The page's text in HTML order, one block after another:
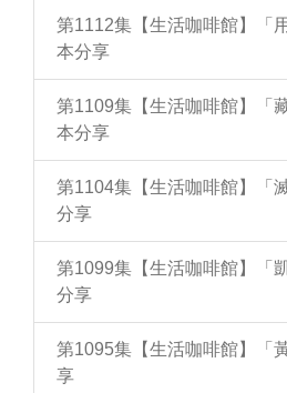
第1112集【生活咖啡館】「
本分享
第1109集【生活咖啡館】「
本分享
第1104集【生活咖啡館】「
分享
第1099集【生活咖啡館】「
分享
第1095集【生活咖啡館】「
享